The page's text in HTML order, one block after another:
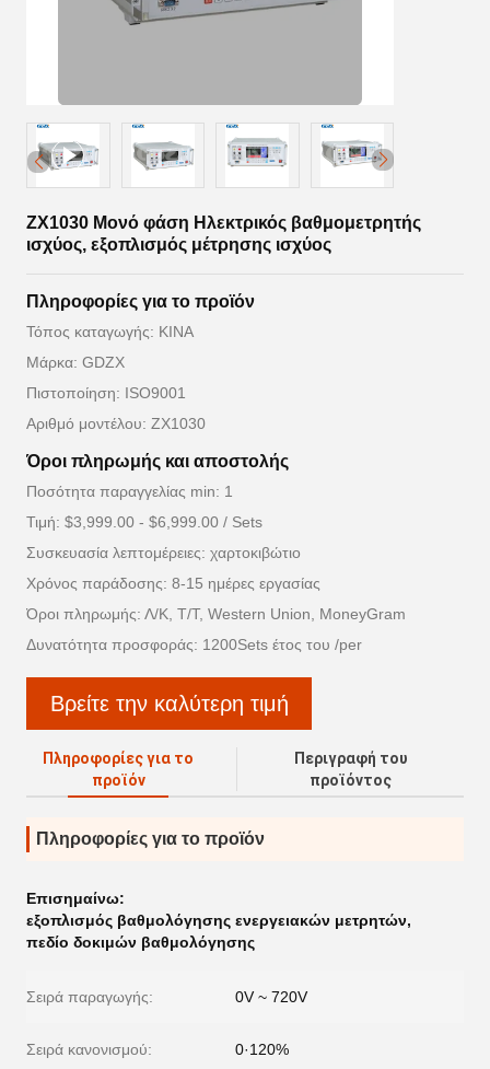
ZX1030 Μονό φάση Ηλεκτρικός βαθμομετρητής
ισχύος, εξοπλισμός μέτρησης ισχύος
Πληροφορίες για το προϊόν
Τόπος καταγωγής: ΚΙΝΑ
Μάρκα: GDZX
Πιστοποίηση: ISO9001
Αριθμό μοντέλου: ZX1030
Όροι πληρωμής και αποστολής
Ποσότητα παραγγελίας min: 1
Τιμή: $3,999.00 - $6,999.00 / Sets
Συσκευασία λεπτομέρειες: χαρτοκιβώτιο
Χρόνος παράδοσης: 8-15 ημέρες εργασίας
Όροι πληρωμής: Λ/Κ, Τ/Τ, Western Union, MoneyGram
Δυνατότητα προσφοράς: 1200Sets έτος του /per
Βρείτε την καλύτερη τιμή
Πληροφορίες για το
προϊόν
Περιγραφή του
προϊόντος
Πληροφορίες για το προϊόν
Επισημαίνω:
εξοπλισμός βαθμολόγησης ενεργειακών μετρητών,
πεδίο δοκιμών βαθμολόγησης
Σειρά παραγωγής: 0V ~ 720V
Σειρά κανονισμού: 0·120%